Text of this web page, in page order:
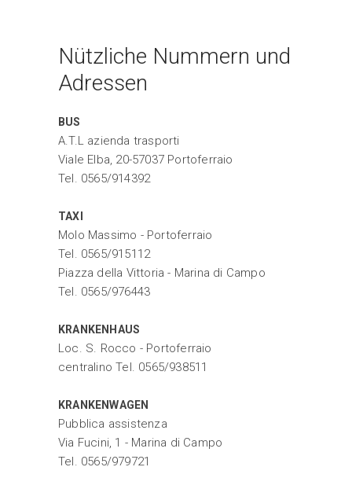
Nützliche Nummern und
Adressen
BUS
A.T.L azienda trasporti
Viale Elba, 20-57037 Portoferraio
Tel. 0565/914392
TAXI
Molo Massimo - Portoferraio
Tel. 0565/915112
Piazza della Vittoria - Marina di Campo
Tel. 0565/976443
KRANKENHAUS
Loc. S. Rocco - Portoferraio
centralino Tel. 0565/938511
KRANKENWAGEN
Pubblica assistenza
Via Fucini, 1 - Marina di Campo
Tel. 0565/979721